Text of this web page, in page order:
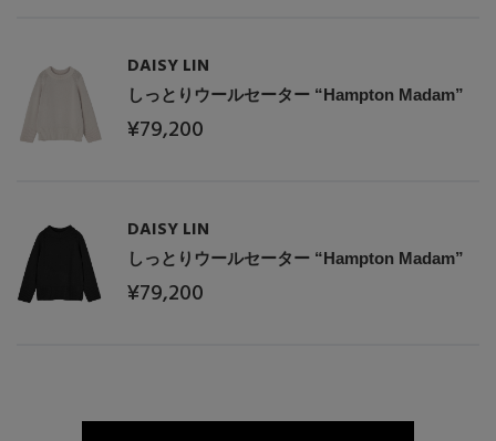
DAISY LIN
しっとりウールセーター “Hampton Madam”
¥79,200
DAISY LIN
しっとりウールセーター “Hampton Madam”
¥79,200